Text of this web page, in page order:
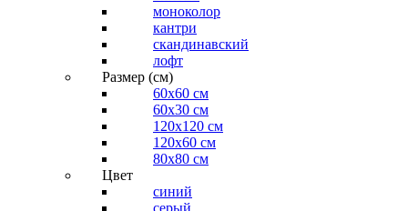
моноколор
кантри
скандинавский
лофт
Размер (см)
60х60 см
60x30 см
120x120 см
120x60 см
80x80 см
Цвет
синий
серый